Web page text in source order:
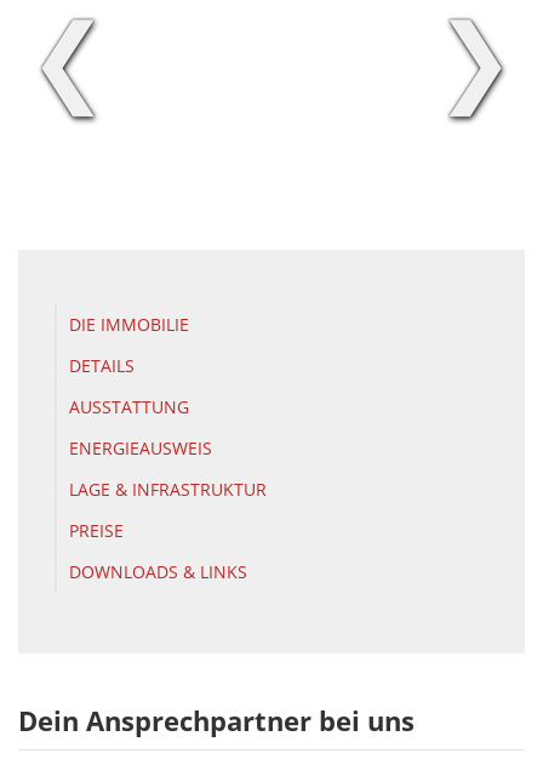
❮ ❯
DIE IMMOBILIE
DETAILS
AUSSTATTUNG
ENERGIEAUSWEIS
LAGE & INFRASTRUKTUR
PREISE
DOWNLOADS & LINKS
Dein Ansprechpartner bei uns